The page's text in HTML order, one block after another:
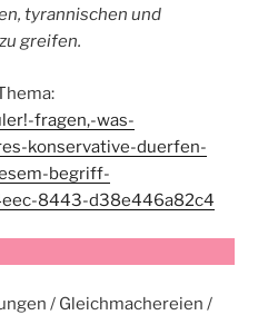
tyrannischen und
greifen.
fragen,-was-
konservative-duerfen-
begriff-
8443-d38e446a82c4
/ Gleichmachereien /